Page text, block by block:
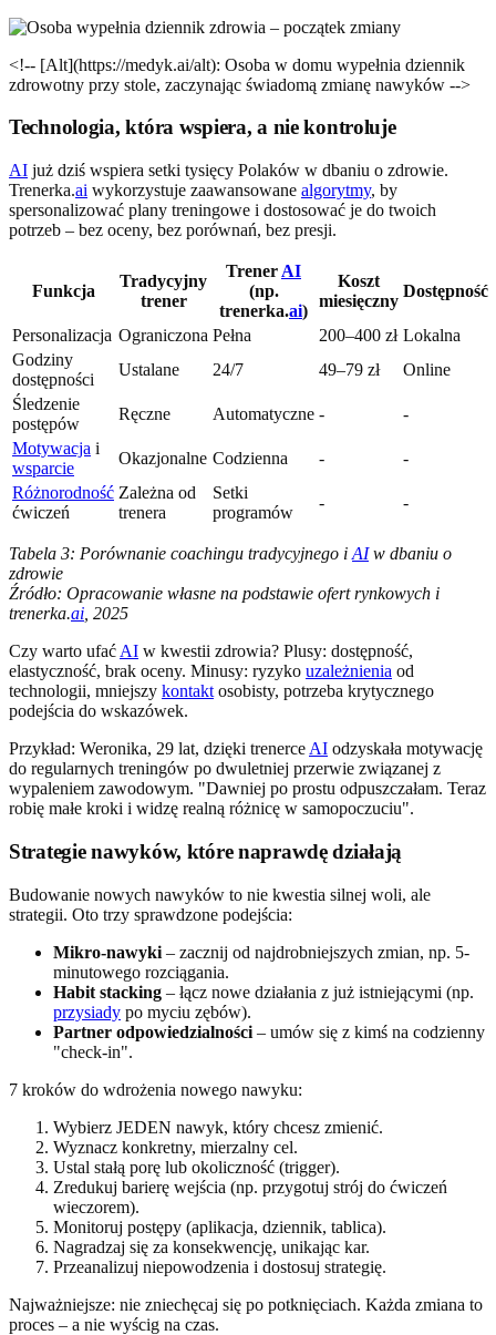
<!-- [Alt](https://medyk.ai/alt): Osoba w domu wypełnia dziennik
zdrowotny przy stole, zaczynając świadomą zmianę nawyków -->
Technologia, która wspiera, a nie kontroluje
AI już dziś wspiera setki tysięcy Polaków w dbaniu o zdrowie.
Trenerka.ai wykorzystuje zaawansowane algorytmy, by
spersonalizować plany treningowe i dostosować je do twoich
potrzeb – bez oceny, bez porównań, bez presji.
Funkcja
Tradycyjny
trener
Trener AI
(np.
trenerka.ai)
Koszt
miesięczny
Dostępność
Personalizacja Ograniczona Pełna 200–400 zł Lokalna
Godziny
dostępności
Ustalane 24/7 49–79 zł
Online
Śledzenie
postępów
Ręczne Automatyczne -
-
Motywacja i
wsparcie
Okazjonalne Codzienna -
-
Różnorodność
ćwiczeń
Zależna od
trenera
Setki
programów
- -
Tabela 3: Porównanie coachingu tradycyjnego i AIw dbaniu o
zdrowie
Źródło: Opracowanie własne na podstawie ofert rynkowych i
trenerka.ai , 2025
Czy warto ufać AI w kwestii zdrowia? Plusy: dostępność,
elastyczność, brak oceny. Minusy: ryzyko uzależnienia od
technologii, mniejszy kontakt osobisty, potrzeba krytycznego
podejścia do wskazówek.
Przykład: Weronika, 29 lat, dzięki trenerce AI odzyskała motywację
do regularnych treningów po dwuletniej przerwie związanej z
wypaleniem zawodowym. "Dawniej po prostu odpuszczałam. Teraz
robię małe kroki i widzę realną różnicę w samopoczuciu".
Strategie nawyków, które naprawdę działają
Budowanie nowych nawyków to nie kwestia silnej woli, ale
strategii. Oto trzy sprawdzone podejścia:
Mikro-nawyki – zacznij od najdrobniejszych zmian, np. 5-
minutowego rozciągania.
Habit stacking – łącz nowe działania z już istniejącymi (np.
przysiady po myciu zębów).
Partner odpowiedzialności – umów się z kimś na codzienny
"check-in".
7 kroków do wdrożenia nowego nawyku:
Wybierz JEDEN nawyk, który chcesz zmienić.
Wyznacz konkretny, mierzalny cel.
Ustal stałą porę lub okoliczność (trigger).
Zredukuj barierę wejścia (np. przygotuj strój do ćwiczeń
wieczorem).
Monitoruj postępy (aplikacja, dziennik, tablica).
Nagradzaj się za konsekwencję, unikając kar.
Przeanalizuj niepowodzenia i dostosuj strategię.
Najważniejsze: nie zniechęcaj się po potknięciach. Każda zmiana to
proces – a nie wyścig na czas.